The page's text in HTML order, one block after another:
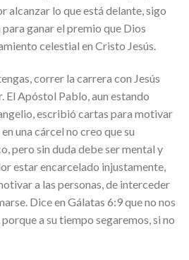
alcanzar lo que está delante, sigo
ganar el premio que Dios
celestial en Cristo Jesús.
correr la carrera con Jesús
El Apóstol Pablo, aun estando
escribió cartas para motivar
una cárcel no creo que su
pero sin duda debe ser mental y
estar encarcelado injustamente,
a las personas, de interceder
Dice en Gálatas 6:9 que no nos
a su tiempo segaremos, si no